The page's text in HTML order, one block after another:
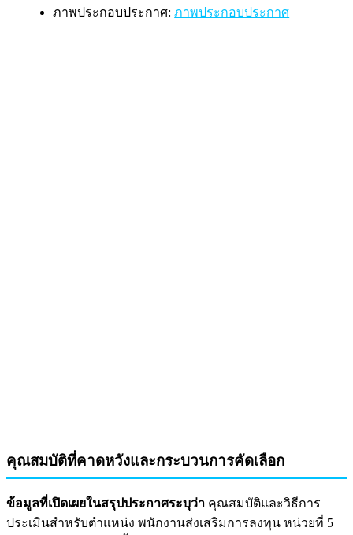
ภาพประกอบประกาศ:ภาพประกอบประกาศ
คุณสมบัติที่คาดหวังและกระบวนการคัดเลือก
ข้อมูลที่เปิดเผยในสรุปประกาศระบุว่า คุณสมบัติและวิธีการ
ประเมินสำหรับตำแหน่ง พนักงานส่งเสริมการลงทุน หน่วยที่ 5